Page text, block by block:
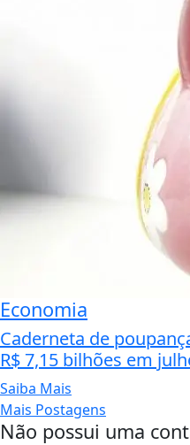
Economia
Caderneta de
R$ 7,15 bilhões em
Saiba Mais
Mais Postagens
Não possui uma